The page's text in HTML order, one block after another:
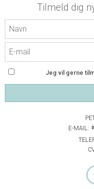
Tilmeld dig
Jeg vil gerne
E-MAIL: